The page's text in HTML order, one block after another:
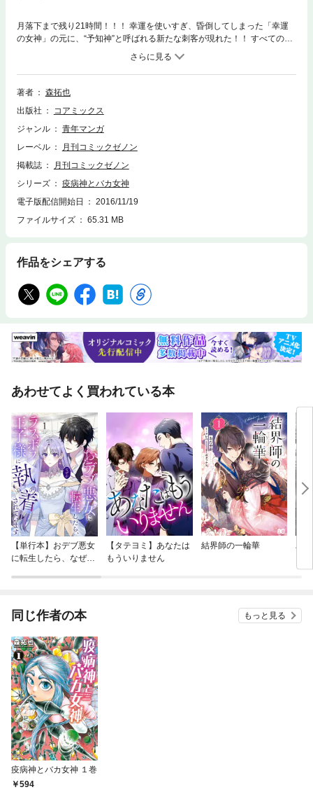
月落下まで残り21時間！！！ 幸運を使いすぎ、昏倒してしまった「幸運
の女神」の元に、“予知神”と呼ばれる新たな刺客が現れた！！ すべての未
来を見抜いてしまう難敵を前に、「疫病神」の力が暴走する――！！！ 女
神に宿った「幸運」の能力の悲しすぎる秘密とは！？ そして地球は本当に
滅亡してしまうのか！？ 極限のノンストップ・バトルついに決着！！！
瞬き禁止の最終第②巻！！！！
著者
森拓也
出版社
コアミックス
ジャンル
青年マンガ
レーベル
月刊コミックゼノン
掲載誌
月刊コミックゼノン
シリーズ
疫病神とバカ女神
電子版配信開始日
2016/11/19
ファイルサイズ
65.31 MB
作品をシェアする
あわせてよく買われている本
【単行本】おデブ悪女
に転生したら、なぜか
【タテヨミ】あなたは
もういりません
結界師の一輪華
バ
今
同じ作者の本 もっと見る
疫病神とバカ女神 １巻
594